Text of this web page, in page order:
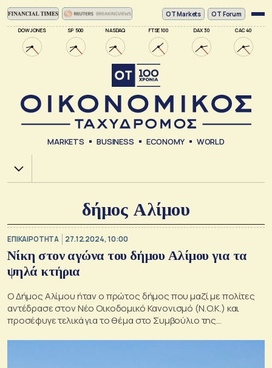
DOW JONES SP 500 NASDAQ FTSE 100 DAX 30 CAC 40
ΟΤ Markets OT Forum
MARKETS BUSINESS ECONOMY WORLD
Χ.Α.
δήμος Αλίμου
ΕΠΙΚΑΙΡΟΤΗΤΑ 27.12.2024, 10:00
Νίκη στον αγώνα του δήμου Αλίμου για τα
ψηλά κτήρια
Ο Δήμος Αλίμου ήταν ο πρώτος δήμος που μαζί με πολίτες
αντέδρασε στον Νέο Οικοδομικό Κανονισμό (Ν.Ο.Κ.) και
προσέφυγε τελικά για το θέμα στο Συμβούλιο της